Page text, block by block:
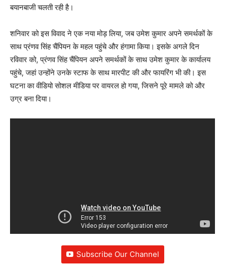
बयानबाजी चलती रही है।
शनिवार को इस विवाद ने एक नया मोड़ लिया, जब उमेश कुमार अपने समर्थकों के
साथ प्रंणव सिंह चैंपियन के महल पहुंचे और हंगामा किया। इसके अगले दिन
रविवार को, प्रंणव सिंह चैंपियन अपने समर्थकों के साथ उमेश कुमार के कार्यालय
पहुंचे, जहां उन्होंने उनके स्टाफ के साथ मारपीट की और फायरिंग भी की। इस
घटना का वीडियो सोशल मीडिया पर वायरल हो गया, जिसने पूरे मामले को और
उग्र बना दिया।
Subscribe Our Channel